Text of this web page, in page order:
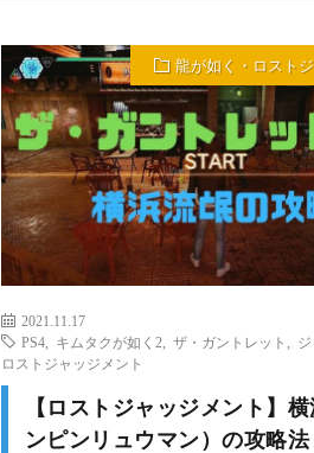
龍が如く・ロスト
2021.11.17
PS4
キムタクが如く2 ,ザ・ガントレット
ロストジャッジメント
【ロストジャッジメント】
ンピンリュウマン）の攻略